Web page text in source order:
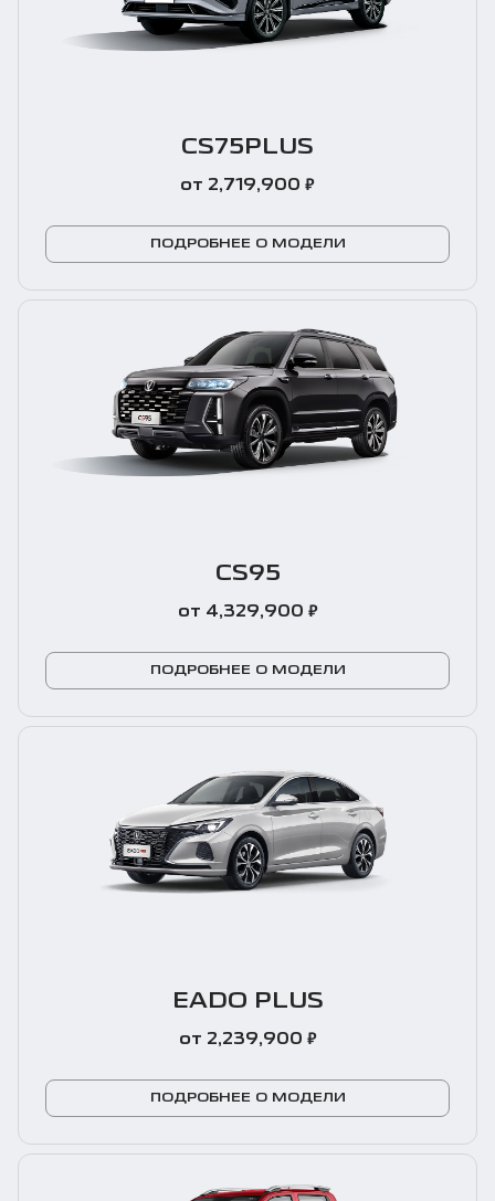
CS75PLUS
от 2,719,900 ₽
ПОДРОБНЕЕ О МОДЕЛИ
CS95
от 4,329,900 ₽
ПОДРОБНЕЕ О МОДЕЛИ
EADO PLUS
от 2,239,900 ₽
ПОДРОБНЕЕ О МОДЕЛИ